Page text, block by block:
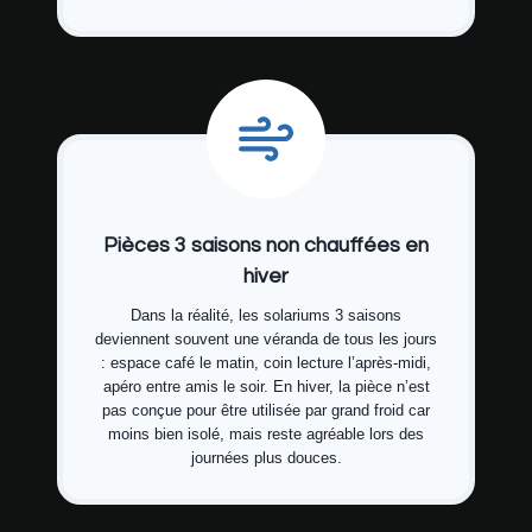
Pièces 3 saisons non chauffées en
hiver
Dans la réalité, les solariums 3 saisons
deviennent souvent une véranda de tous les jours
: espace café le matin, coin lecture l’après-midi,
apéro entre amis le soir. En hiver, la pièce n’est
pas conçue pour être utilisée par grand froid car
moins bien isolé, mais reste agréable lors des
journées plus douces.